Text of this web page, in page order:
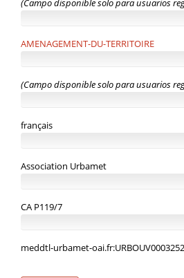
(Campo disponible solo para usuarios
AMENAGEMENT-DU-TERRITOIRE
(Campo disponible solo para usuarios
français
Association Urbamet
CA P119/7
meddtl-urbamet-